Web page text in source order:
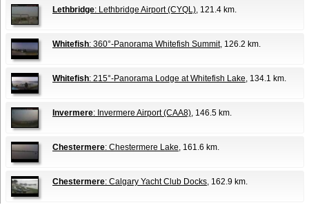
Lethbridge: Lethbridge Airport (CYQL), 121.4 km.
Whitefish: 360°-Panorama Whitefish Summit, 126.2 km.
Whitefish: 215°-Panorama Lodge at Whitefish Lake, 134.1 km.
Invermere: Invermere Airport (CAA8), 146.5 km.
Chestermere: Chestermere Lake, 161.6 km.
Chestermere: Calgary Yacht Club Docks, 162.9 km.